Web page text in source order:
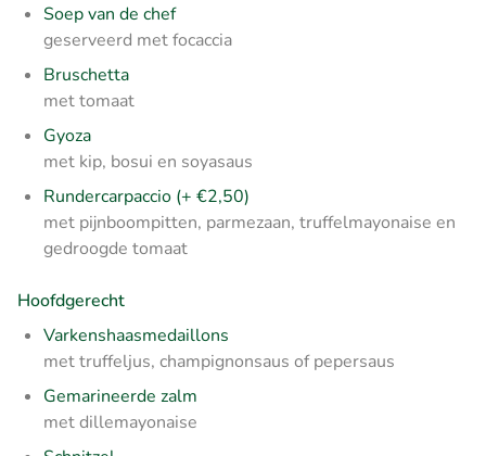
Soep van de chef
geserveerd met focaccia
Bruschetta
met tomaat
Gyoza
met kip, bosui en soyasaus
Rundercarpaccio (+ €2,50)
met pijnboompitten, parmezaan, truffelmayonaise en
gedroogde tomaat
Hoofdgerecht
Varkenshaasmedaillons
met truffeljus, champignonsaus of pepersaus
Gemarineerde zalm
met dillemayonaise